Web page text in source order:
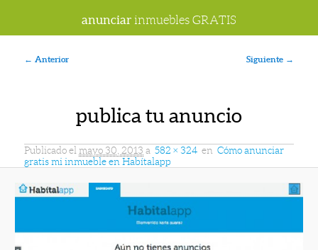
anunciar inmuebles GRATIS
Navegador de imágenes
← Anterior Siguiente →
publica tu anuncio
Publicado el mayo 30, 2013 a 582 × 324 en Cómo anunciar
gratis mi inmueble en Habítalapp